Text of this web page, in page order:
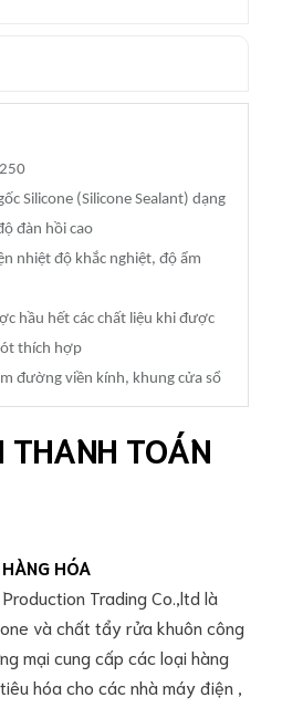
Silicone (Silicone Sealant) dạng
đàn hồi cao
nhiệt độ khắc nghiệt, độ ẩm
hầu hết các chất liệu khi được
thích hợp
đường viền kính, khung cửa sổ
THANH TOÁN
HÓA
Trading Co.,ltd là
và chất tẩy rửa khuôn công
mại cung cấp các loại hàng
hóa cho các nhà máy điện ,